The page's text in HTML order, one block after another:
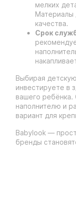
мелких
Материалы
качества.
Срок
Выбирая
инвестируете в
вашего ребёнка.
наполнителю и
вариант для
Babylook —
бренды